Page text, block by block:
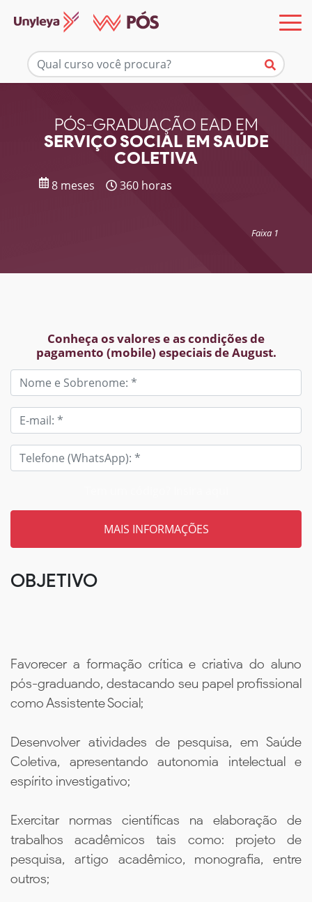
PÓS-GRADUAÇÃO EAD EM
SERVIÇO SOCIAL EM SAÚDE
COLETIVA
8 meses 360 horas
Faixa 1
Conheça os valores e as condições de
pagamento (mobile) especiais de August.
Mais informações
OBJETIVO
Favorecer a formação crítica e criativa do aluno
pós-graduando, destacando seu papel profissional
como Assistente Social;
Desenvolver atividades de pesquisa, em Saúde
Coletiva, apresentando autonomia intelectual e
espírito investigativo;
Exercitar normas científicas na elaboração de
trabalhos acadêmicos tais como: projeto de
pesquisa, artigo acadêmico, monografia, entre
outros;